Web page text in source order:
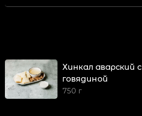
Хинкал аварский с
говядиной
750 г